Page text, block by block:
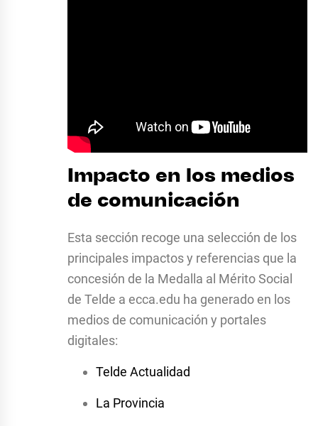
Impacto en los medios
de comunicación
Esta sección recoge una selección de los
principales impactos y referencias que la
concesión de la Medalla al Mérito Social
de Telde a ecca.edu ha generado en los
medios de comunicación y portales
digitales:
Telde Actualidad
La Provincia